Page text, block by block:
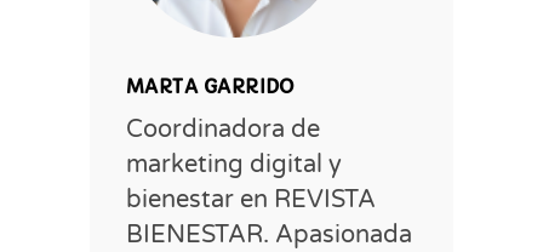
MARTA GARRIDO
Coordinadora de
marketing digital y
bienestar en REVISTA
BIENESTAR. Apasionada